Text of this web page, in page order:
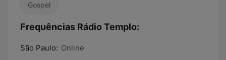
Gospel
Frequências Rádio Templo:
São Paulo: Online